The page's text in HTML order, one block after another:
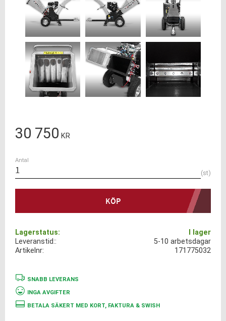
30 750 KR
Antal
st
KÖP
Lagerstatus I lager
Artikelnr 171775032
Leveranstid: 5-10 arbetsdagar
SNABB LEVERANS
INGA AVGIFTER
BETALA SÄKERT MED KORT, FAKTURA & SWISH